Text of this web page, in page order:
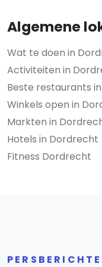
Algemene
Wat te doen in
Activiteiten in
Beste restaurants
Winkels open in
Markten in
Hotels in Dordrecht
Fitness Dordrecht